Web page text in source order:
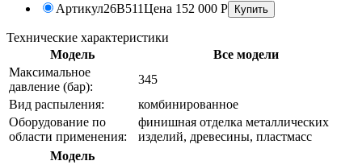
Артикул26B511Цена 152 000 Р
Технические характеристики
Модель
Все модели
Максимальное
давление (бар):
345
Вид распыления:
комбинированное
Оборудование по
области применения:
финишная отделка металлических
изделий, древесины, пластмасс
Модель